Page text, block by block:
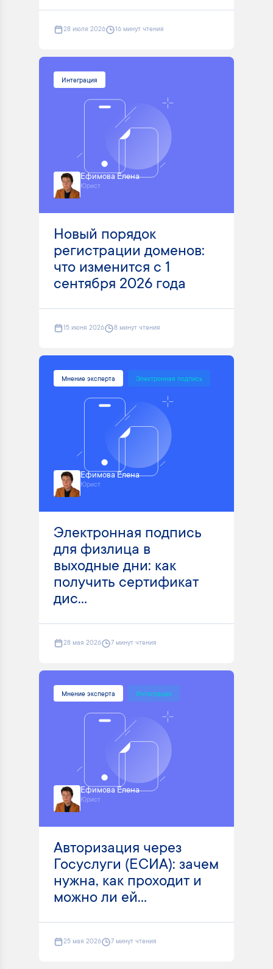
28 июля 2026 16 минут чтения
Интеграция
Ефимова Елена
Юрист
Новый порядок
регистрации доменов:
что изменится с 1
сентября 2026 года
15 июня 2026 8 минут чтения
Мнение эксперта Электронная подпись
Ефимова Елена
Юрист
Электронная подпись
для физлица в
выходные дни: как
получить сертификат
дис...
28 мая 2026 7 минут чтения
Мнение эксперта Интеграция
Ефимова Елена
Юрист
Авторизация через
Госуслуги (ЕСИА): зачем
нужна, как проходит и
можно ли ей...
25 мая 2026 7 минут чтения